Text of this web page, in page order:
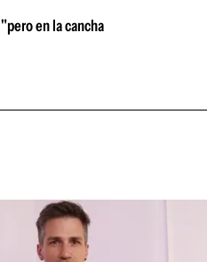
en la cancha